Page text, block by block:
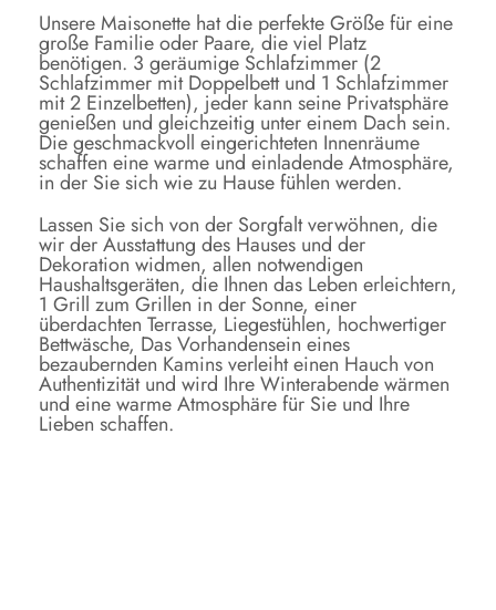
Unsere Maisonette hat die perfekte Größe für eine
große Familie oder Paare, die viel Platz
benötigen. 3 geräumige Schlafzimmer (2
Schlafzimmer mit Doppelbett und 1 Schlafzimmer
mit 2 Einzelbetten), jeder kann seine Privatsphäre
genießen und gleichzeitig unter einem Dach sein.
Die geschmackvoll eingerichteten Innenräume
schaffen eine warme und einladende Atmosphäre,
in der Sie sich wie zu Hause fühlen werden.
Lassen Sie sich von der Sorgfalt verwöhnen, die
wir der Ausstattung des Hauses und der
Dekoration widmen, allen notwendigen
Haushaltsgeräten, die Ihnen das Leben erleichtern,
1 Grill zum Grillen in der Sonne, einer
überdachten Terrasse, Liegestühlen, hochwertiger
Bettwäsche, Das Vorhandensein eines
bezaubernden Kamins verleiht einen Hauch von
Authentizität und wird Ihre Winterabende wärmen
und eine warme Atmosphäre für Sie und Ihre
Lieben schaffen.